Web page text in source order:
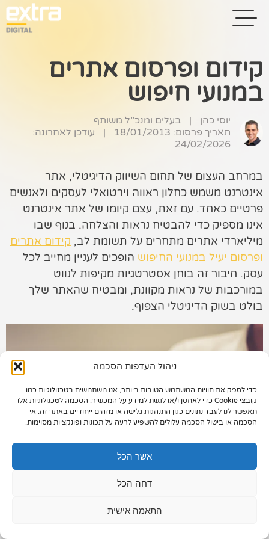
ניהול העדפות הסכמה
כדי לספק את חוויות המשתמש הטובות ביותר, אנו משתמשים בטכנולוגיות כמו
קובצי Cookie כדי לאחסן ו/או לגשת למידע על המכשיר. הסכמה לטכנולוגיות אלו
תאפשר לנו לעבד נתונים כגון התנהגות גלישה או מזהים ייחודיים באתר זה. אי
הסכמה או ביטול הסכמה עלולים להשפיע לרעה על תכונות ופונקציות מסוימות.
אשר הכל
דחה הכל
התאמה אישית
בית
בניית אתרים
קידום אתרים
פרסום בגוגל
רשתות חברתיות
שיווק לאתרי
סחר
קייס סטאדי
תיק עבודות
073-7028000
הפלד 7, חולון
info@extra.co.il
קידום ופרסום אתרים
במנועי חיפוש
יוסי כהן |
בעלים ומנכ”ל משותף
תאריך פרסום: 18/01/2013
|
עודכן לאחרונה:
24/02/2026
במרחב העצום של תחום השיווק הדיגיטלי, אתר
אינטרנט משמש כחלון ראווה וירטואלי לעסקים ולאנשים
פרטיים כאחד. עם זאת, עצם קיומו של אתר אינטרנט
אינו מספיק כדי להבטיח נראות והצלחה. בנוף שבו
מיליארדי אתרים מתחרים על תשומת לב, קידום אתרים
ופרסום יעיל במנועי החיפוש הופכים לעניין מחייב לכל
עסק. חיבור זה בוחן אסטרטגיות מקיפות לנווט
במורכבות של נראות מקוונת, ומבטיח שהאתר שלך
בולט בשוק הדיגיטלי הצפוף.